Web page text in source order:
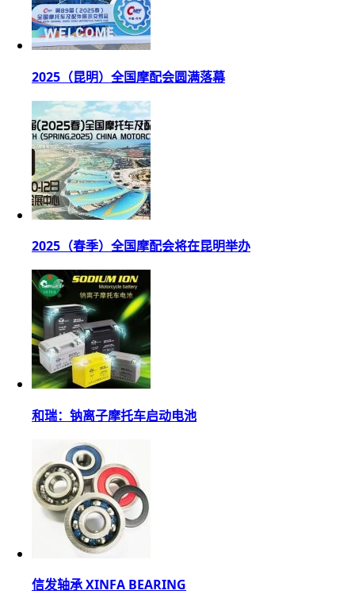
2025（昆明）全国摩配会圆满落幕
2025（春季）全国摩配会将在昆明举办
和瑞：钠离子摩托车启动电池
信发轴承 XINFA BEARING